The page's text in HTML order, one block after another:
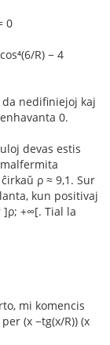
0
R) − 4
nedifiniejoj kaj
0.
devas estis
ρ ≈ 9,1. Sur
kun positivaj
+∞[. Tial la
mi komencis
(x −tg(x/R)) (x